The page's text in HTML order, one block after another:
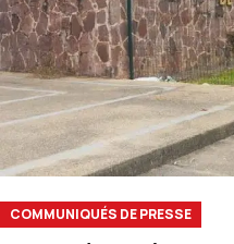
COMMUNIQUÉS DE PRESSE